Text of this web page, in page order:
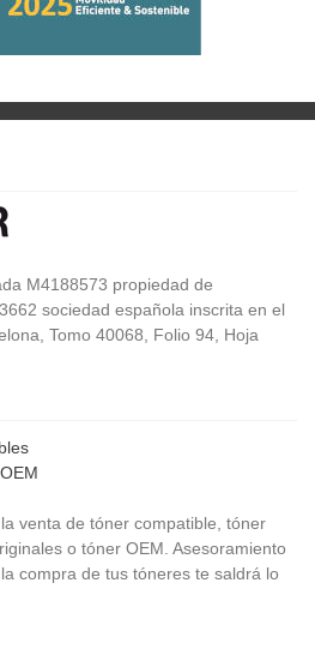
M4188573 propiedad de
sociedad española inscrita en el
Tomo 40068, Folio 94, Hoja
venta de tóner compatible, tóner
o tóner OEM. Asesoramiento
compra de tus tóneres te saldrá lo